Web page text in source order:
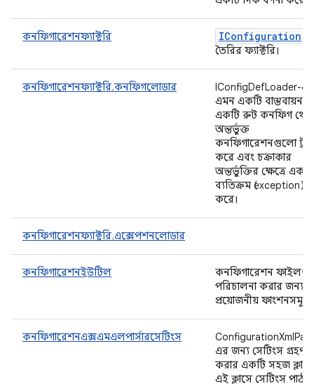
কনফিগারেশনফ্যাক্টরি IConfiguration
তৈরির ফ্যাক্টরি।
কনফিগারেশনফ্যাক্টরি.কনফিগলোডার
IConfigDefLoader-এর
এমন একটি বাস্তবায়ন যা
একটি রুট কনফিগ
অন্তর্ভুক্ত
কনফিগারেশনগুলো
করে এবং চক্রাকার
অন্তর্ভুক্তির ক্ষেত্রে একটি
ব্যতিক্রম (exception)
করে।
কনফিগারেশনফ্যাক্টরি.এক্সেপশনলোডার
কনফিগারেশনইউটিল
কনফিগারেশন
পরিচালনা করার জন্য
প্রয়োজনীয় ফাংশনসমূহ।
কনফিগারেশনএক্সএমএলপার্সারসেটিংস
এর জন্য সেটিংস গ্রহণ
করার একটি সহজ ক্লাস
এই ক্লাসে সেটিংস